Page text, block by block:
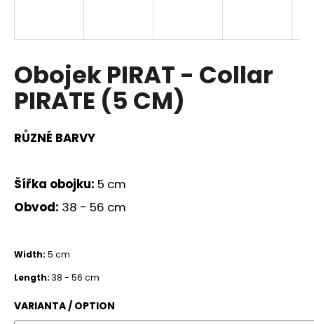
Obojek PIRAT - Collar
PIRATE (5 CM)
RŮZNÉ BARVY
Šířka obojku: 5 cm
Obvod: 38 - 56 cm
Width: 5 cm
Length: 38 - 56 cm
VARIANTA / OPTION
j
t
?
p
o
r
u
č